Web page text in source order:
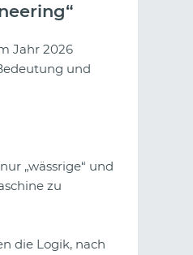
Jahr 2026
und
„wässrige“ und
zu
die Logik, nach